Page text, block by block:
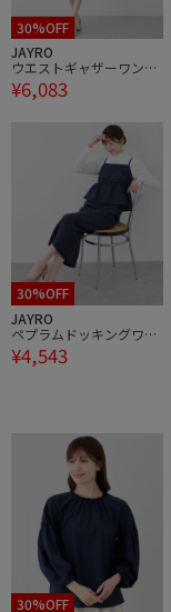
30%OFF
JAYRO
ウエストギャザーワンピ
ース
¥6,083
30%OFF
JAYRO
ペプラムドッキングワン
ピース
¥4,543
30%OFF